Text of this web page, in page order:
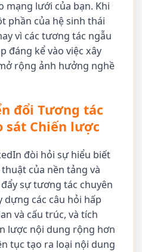
mạng lưới của bạn. Khi
phần của hệ sinh thái
vì các tương tác ngẫu
đáng kể vào việc xây
rộng ảnh hưởng nghề
đổi Tương tác
sát Chiến lược
đòi hỏi sự hiểu biết
của nền tảng và
sự tương tác chuyên
dựng các câu hỏi hấp
và cấu trúc, và tích
lược nội dung rộng hơn
tục tạo ra loại nội dung